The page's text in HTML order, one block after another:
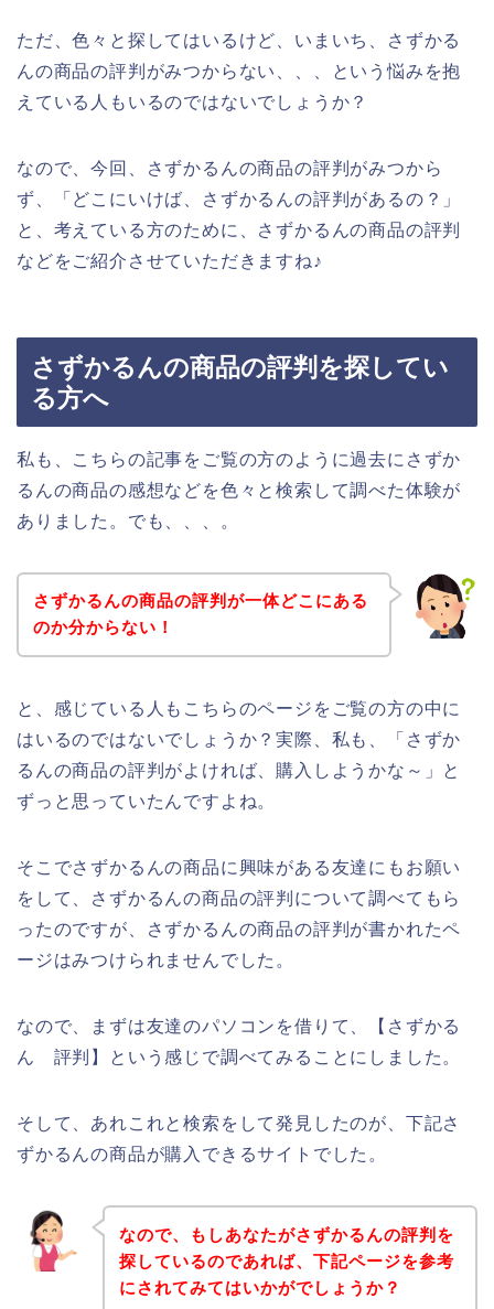
ただ、色々と探してはいるけど、いまいち、さずかる
んの商品の評判がみつからない、、、という悩みを抱
えている人もいるのではないでしょうか？
なので、今回、さずかるんの商品の評判がみつから
ず、「どこにいけば、さずかるんの評判があるの？」
と、考えている方のために、さずかるんの商品の評判
などをご紹介させていただきますね♪
さずかるんの商品の評判を探してい
る方へ
私も、こちらの記事をご覧の方のように過去にさずか
るんの商品の感想などを色々と検索して調べた体験が
ありました。でも、、、。
さずかるんの商品の評判が一体どこにある
のか分からない！
と、感じている人もこちらのページをご覧の方の中に
はいるのではないでしょうか？実際、私も、「さずか
るんの商品の評判がよければ、購入しようかな～」と
ずっと思っていたんですよね。
そこでさずかるんの商品に興味がある友達にもお願い
をして、さずかるんの商品の評判について調べてもら
ったのですが、さずかるんの商品の評判が書かれたペ
ージはみつけられませんでした。
なので、まずは友達のパソコンを借りて、【さずかる
ん 評判】という感じで調べてみることにしました。
そして、あれこれと検索をして発見したのが、下記さ
ずかるんの商品が購入できるサイトでした。
なので、もしあなたがさずかるんの評判を
探しているのであれば、下記ページを参考
にされてみてはいかがでしょうか？